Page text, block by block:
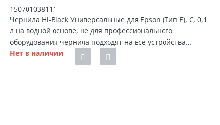
150701038111
Чернила Hi-Black Универсальные для Epson (Тип E), C, 0,1
л на водной основе, не для профессионального
оборудования чернила подходят на все устройства...
Нет в наличии